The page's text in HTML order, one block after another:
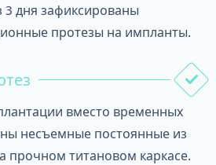
3 дня зафиксированы
протезы на импланты.
вместо временных
несъемные постоянные из
прочном титановом каркасе.